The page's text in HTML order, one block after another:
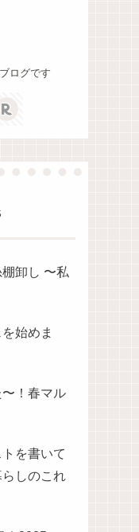
ログです
卸し 〜私
始めま
！春マル
を書いて
しのこれ